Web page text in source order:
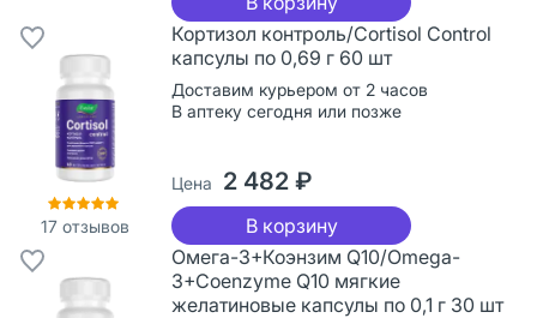
17 отзывов
Кортизол контроль/Cortisol Control
капсулы по 0,69 г 60 шт
Доставим курьером от 2 часов
В аптеку сегодня или позже
Цена 2 482 ₽
В корзину
Омега-3+Коэнзим Q10/Omega-
3+Coenzyme Q10 мягкие
желатиновые капсулы по 0,1 г 30 шт